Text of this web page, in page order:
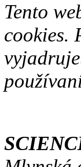
Tento
cookies.